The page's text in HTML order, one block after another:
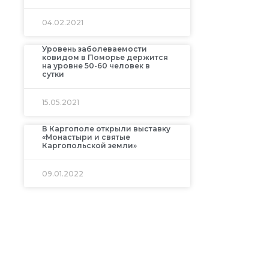
04.02.2021
Уровень заболеваемости
ковидом в Поморье держится
на уровне 50-60 человек в
сутки
15.05.2021
В Каргополе открыли выставку
«Монастыри и святые
Каргопольской земли»
09.01.2022